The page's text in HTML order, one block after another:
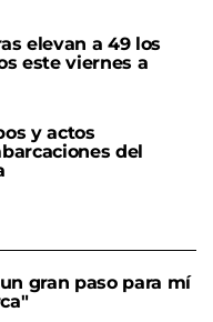
elevan a 49 los
este viernes a
y actos
del
gran paso para mí